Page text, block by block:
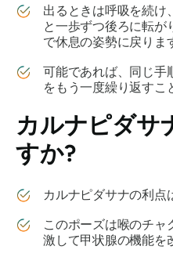
出るときは呼吸を続け
と一歩ずつ後ろに転が
で休息の姿勢に戻りま
可能であれば、同じ手
をもう一度繰り返すこ
カルナピダサ
すか?
カルナピダサナの利点
このポーズは喉のチャ
激して甲状腺の機能を